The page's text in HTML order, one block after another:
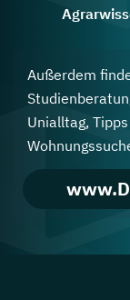
Außerdem
Unialltag,